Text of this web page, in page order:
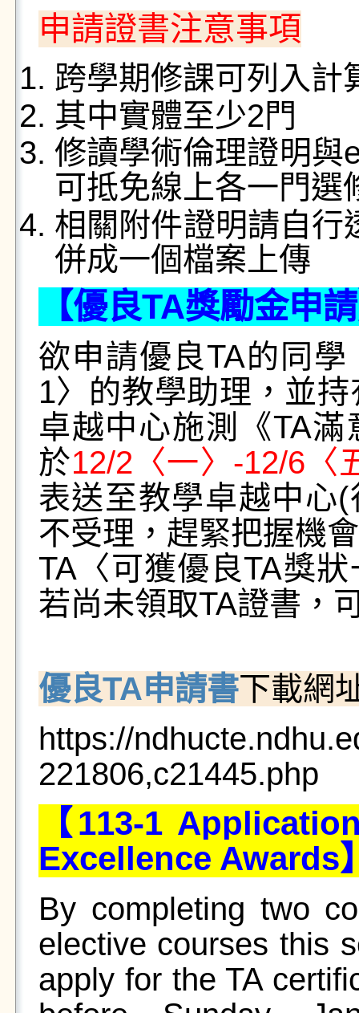
申請證書注意事項
跨學期修課可列入計
其中實體至少2門
修讀學術倫理證明與
可抵免線上各一門選
相關附件證明請自行
併成一個檔案上傳
【優良TA獎勵金申
欲申請優良TA的同
1〉的教學助理，並
卓越中心施測《TA
於12/2〈一〉-12/6〈
表送至教學卓越中心
不受理，趕緊把握機
TA〈可獲優良TA獎
若尚未領取TA證書，
優良TA申請書下載網
https://
221806,c21445.php
【113-1
Excellence Awards
By completing two
elective courses this
apply for the TA